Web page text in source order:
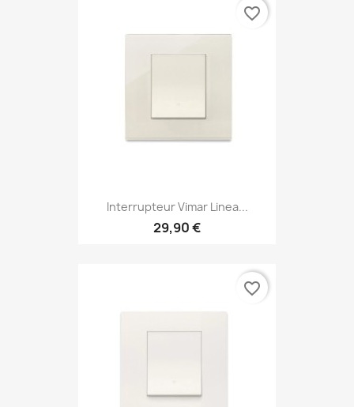
Interrupteur Vimar Linea...
29,90 €
favorite_border
favorite_border